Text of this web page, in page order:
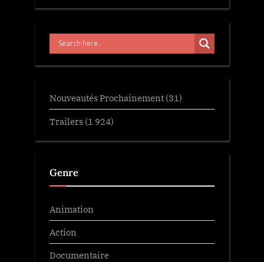
Nouveautés Prochainement (31)
Trailers (1 924)
Genre
Animation
Action
Documentaire